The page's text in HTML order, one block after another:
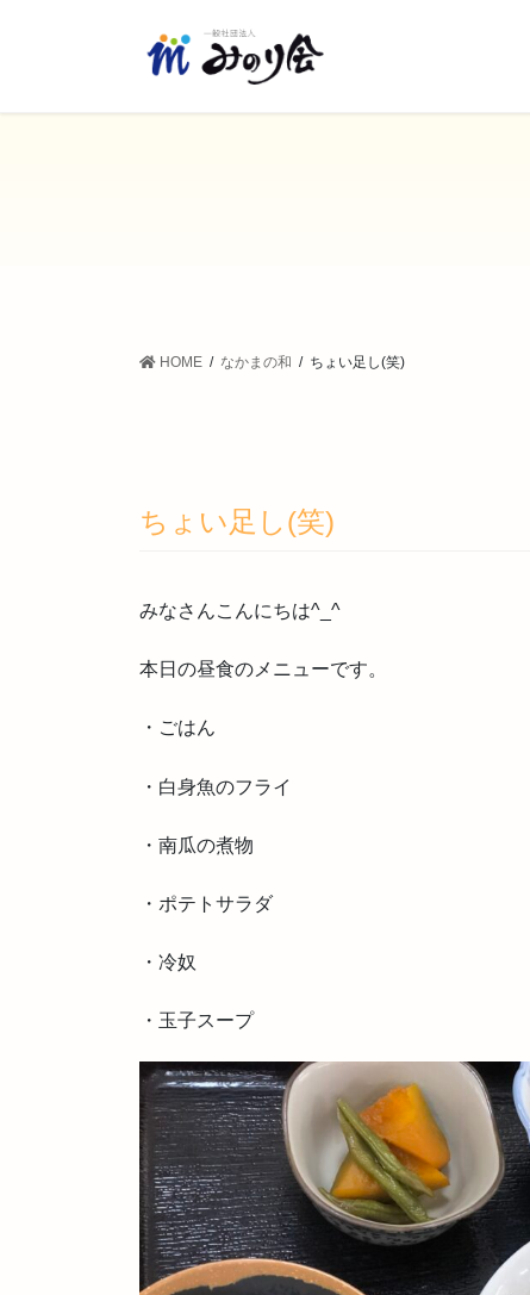
HOME なかまの和 ちょい足し(笑)
ちょい足し(笑)
みなさんこんにちは^_^
本日の昼食のメニューです。
・ごはん
・白身魚のフライ
・南瓜の煮物
・ポテトサラダ
・冷奴
・玉子スープ